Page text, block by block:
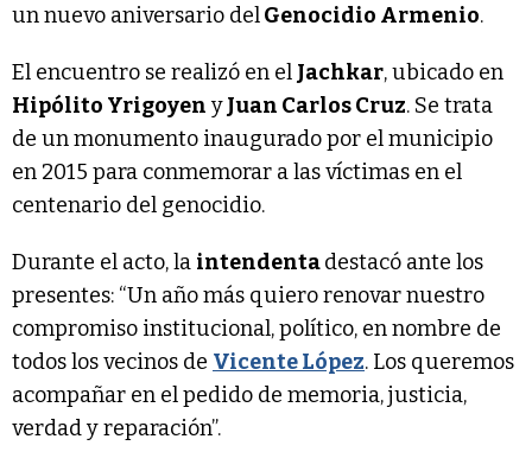
un nuevo aniversario delGenocidio Armenio.
El encuentro se realizó en el Jachkar, ubicado en
Hipólito Yrigoyen yJuan Carlos Cruz. Se trata
de un monumento inaugurado por el municipio
en 2015 para conmemorar a las víctimas en el
centenario del genocidio.
Durante el acto, la intendentadestacó ante los
presentes: “Un año más quiero renovar nuestro
compromiso institucional, político, en nombre de
todos los vecinos de Vicente López. Los queremos
acompañar en el pedido de memoria, justicia,
verdad y reparación”.